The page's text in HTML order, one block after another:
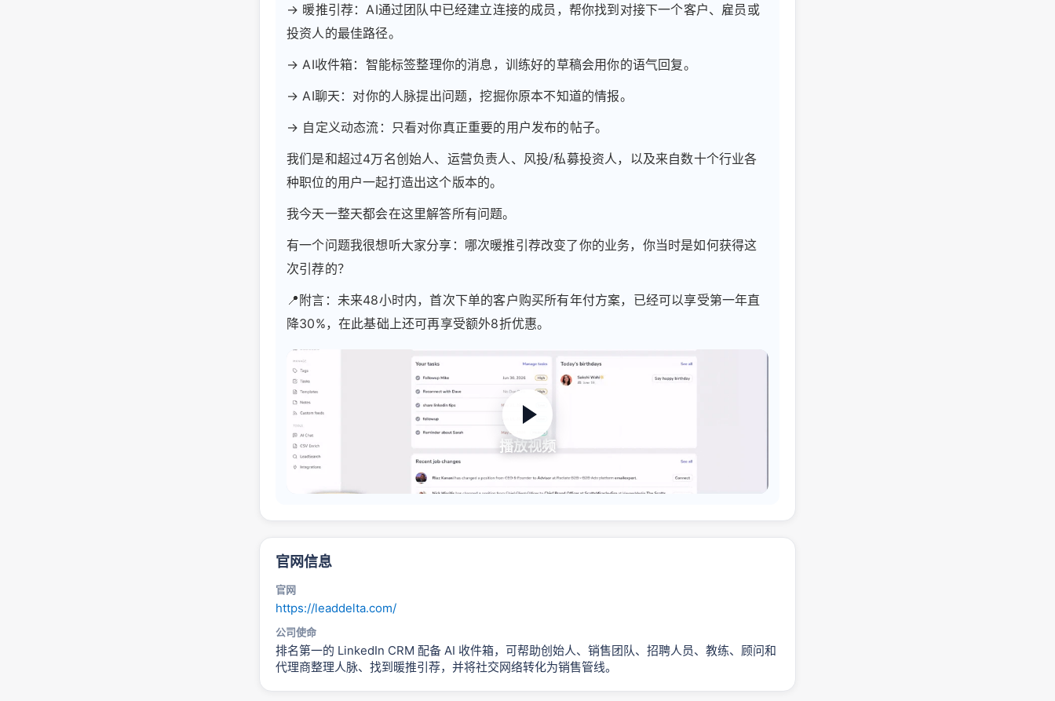
→ 暖推引荐：AI通过团队中已经建立连接的成员，帮你找到对接下一个客户、雇员或
投资人的最佳路径。
→ AI收件箱：智能标签整理你的消息，训练好的草稿会用你的语气回复。
→ AI聊天：对你的人脉提出问题，挖掘你原本不知道的情报。
→ 自定义动态流：只看对你真正重要的用户发布的帖子。
我们是和超过4万名创始人、运营负责人、风投/私募投资人，以及来自数十个行业各
种职位的用户一起打造出这个版本的。
我今天一整天都会在这里解答所有问题。
有一个问题我很想听大家分享：哪次暖推引荐改变了你的业务，你当时是如何获得这
次引荐的？
📍附言：未来48小时内，首次下单的客户购买所有年付方案，已经可以享受第一年直
降30%，在此基础上还可再享受额外8折优惠。
播放视频
官网信息
官网
https://leaddelta.com/
公司使命
排名第一的 LinkedIn CRM 配备 AI 收件箱，可帮助创始人、销售团队、招聘人员、教练、顾问和
代理商整理人脉、找到暖推引荐，并将社交网络转化为销售管线。